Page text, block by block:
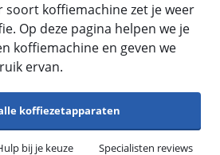
soort koffiemachine zet je weer
Op deze pagina helpen we je
koffiemachine en geven we
ervan.
koffiezetapparaten
bij je keuze Specialisten reviews